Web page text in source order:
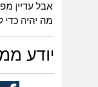
אבל עדיין
מה יהיה כדי
יודע